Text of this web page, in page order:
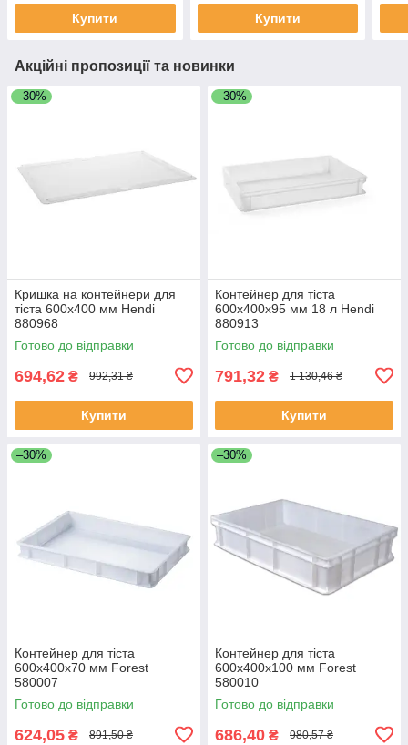
Купити Купити
Акційні пропозиції та новинки
–30%
Кришка на контейнери для
тіста 600х400 мм Hendi
880968
Готово до відправки
694,62 ₴ 992,31 ₴
Купити
–30%
Контейнер для тіста
600x400x95 мм 18 л Hendi
880913
Готово до відправки
791,32 ₴ 1 130,46 ₴
Купити
–30%
Контейнер для тіста
600х400х70 мм Forest
580007
Готово до відправки
624,05 ₴ 891,50 ₴
–30%
Контейнер для тіста
600х400х100 мм Forest
580010
Готово до відправки
686,40 ₴ 980,57 ₴